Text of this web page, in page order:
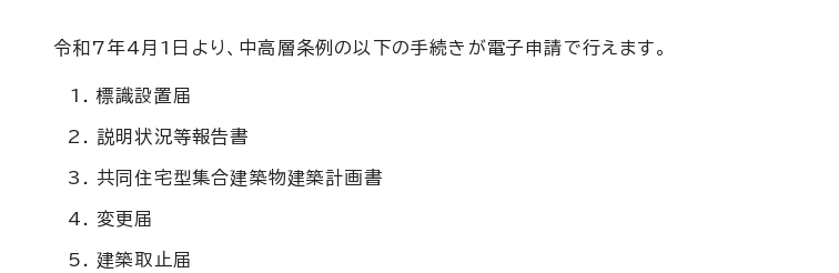
令和7年4月1日より、中高層条例の以下の手続きが電子申請で行えます。
標識設置届
説明状況等報告書
共同住宅型集合建築物建築計画書
変更届
建築取止届